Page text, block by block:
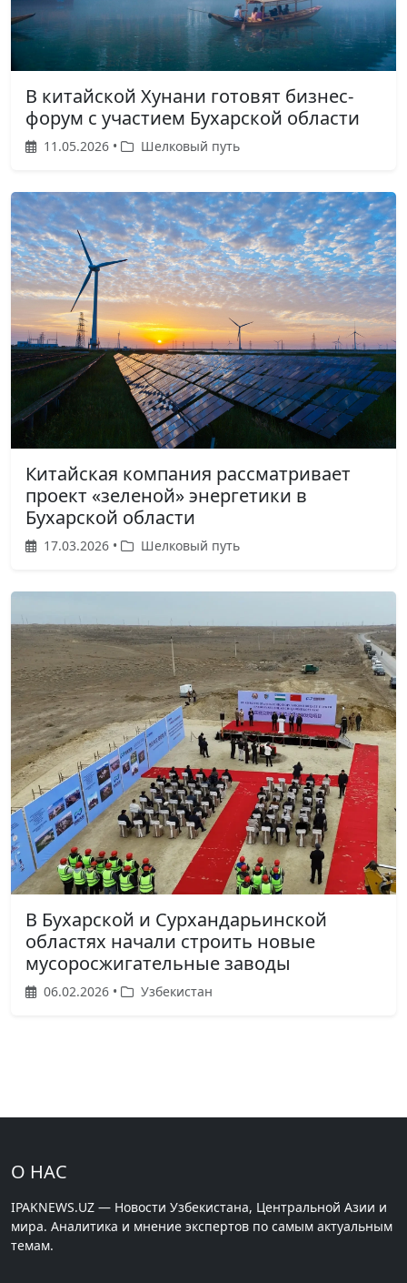
В китайской Хунани готовят бизнес-
форум с участием Бухарской области
11.05.2026 • Шелковый путь
Китайская компания рассматривает
проект «зеленой» энергетики в
Бухарской области
17.03.2026 • Шелковый путь
В Бухарской и Сурхандарьинской
областях начали строить новые
мусоросжигательные заводы
06.02.2026 • Узбекистан
О НАС
IPAKNEWS.UZ — Новости Узбекистана, Центральной Азии и
мира. Аналитика и мнение экспертов по самым актуальным
темам.